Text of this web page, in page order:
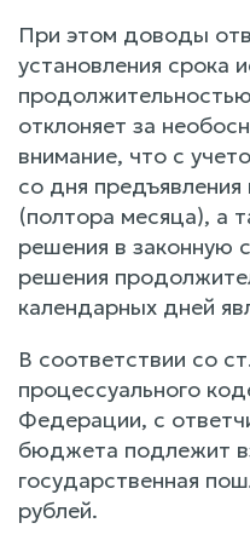
При этом доводы
установления срока
отклоняет за
внимание, что с
со дня
(полтора месяца), а
решения в законную
решения
календарных дней
В соответствии со
процессуального
Федерации, с
бюджета подлежит
государственная
рублей.